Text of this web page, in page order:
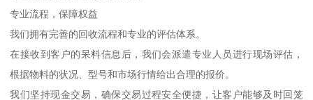
专业流程，保障权益
我们拥有完善的回收流程和专业的评估体系。
在接收到客户的呆料信息后，我们会派遣专业人员进行现场评估，
根据物料的状况、型号和市场行情给出合理的报价。
我们坚持现金交易，确保交易过程安全便捷，让客户能够及时回笼